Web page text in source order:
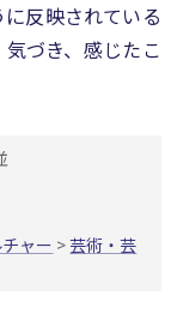
反映されている
づき、感じたこ
ャー >芸術・芸